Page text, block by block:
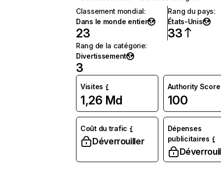
Classement mondial:
Dans le monde entier
23
Rang du pays:
États-Unis
33
Rang de la catégorie:
Divertissement
3
Visites
1,26 Md
Authority Score
100
Coût du trafic
Déverrouiller
Dépenses
publicitaires